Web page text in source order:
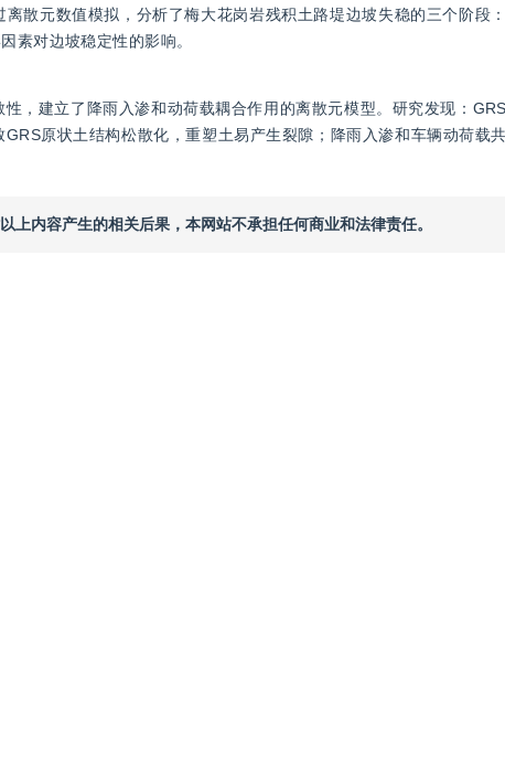
散元数值模拟，分析了梅大花岗岩残积土路堤边坡失稳的三个阶段
素对边坡稳定性的影响。
，建立了降雨入渗和动荷载耦合作用的离散元模型。研究发现：
原状土结构松散化，重塑土易产生裂隙；降雨入渗和车辆动荷载
内容产生的相关后果，本网站不承担任何商业和法律责任。